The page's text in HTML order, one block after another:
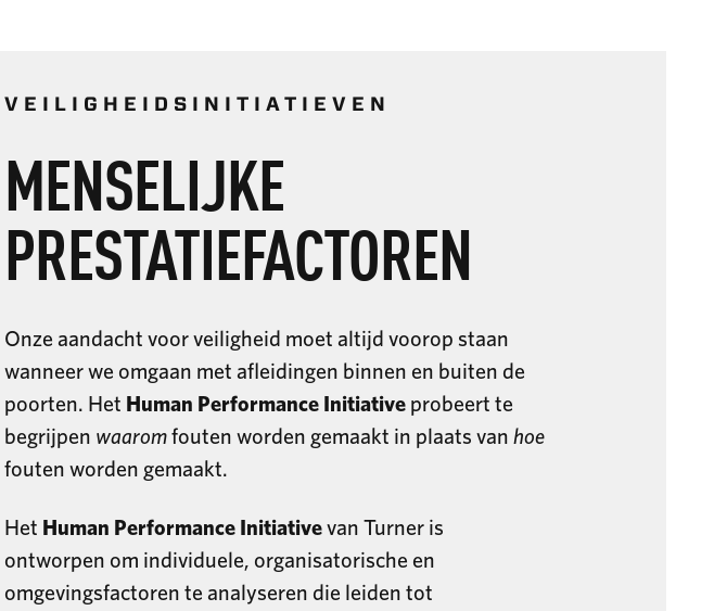
VEILIGHEIDSINITIATIEVEN
MENSELIJKE
PRESTATIEFACTOREN
Onze aandacht voor veiligheid moet altijd voorop staan
wanneer we omgaan met afleidingen binnen en buiten de
poorten. Het Human Performance Initiative probeert te
begrijpen waaromfouten worden gemaakt in plaats van hoe
fouten worden gemaakt.
Het Human Performance Initiativevan Turner is
ontworpen om individuele, organisatorische en
omgevingsfactoren te analyseren die leiden tot